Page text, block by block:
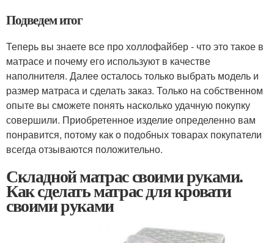
Подведем итог
Теперь вы знаете все про холлофайбер - что это такое в
матрасе и почему его используют в качестве
наполнителя. Далее осталось только выбрать модель и
размер матраса и сделать заказ. Только на собственном
опыте вы сможете понять насколько удачную покупку
совершили. Приобретенное изделие определенно вам
понравится, потому как о подобных товарах покупатели
всегда отзываются положительно.
Складной матрас своими руками.
Как сделать матрас для кровати
своими руками